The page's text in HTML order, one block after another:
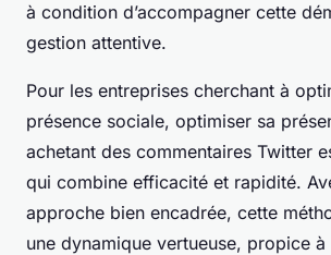
à condition d’accompagner cette
gestion attentive.
Pour les entreprises cherchant à
présence sociale, optimiser sa
achetant des commentaires Twitter
qui combine efficacité et rapidité.
approche bien encadrée, cette
une dynamique vertueuse, propice à